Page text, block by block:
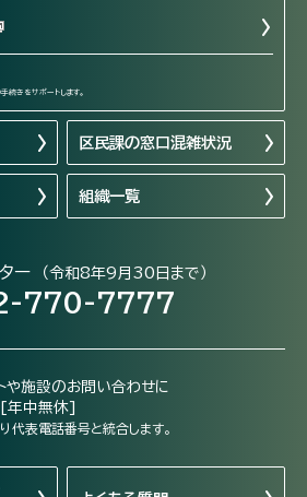
きをサポートします。
区民課の窓口混雑状況
組織一覧
ー （令和8年9月30日まで）
770-7777
や施設のお問い合わせに
年中無休]
表電話番号と統合します。